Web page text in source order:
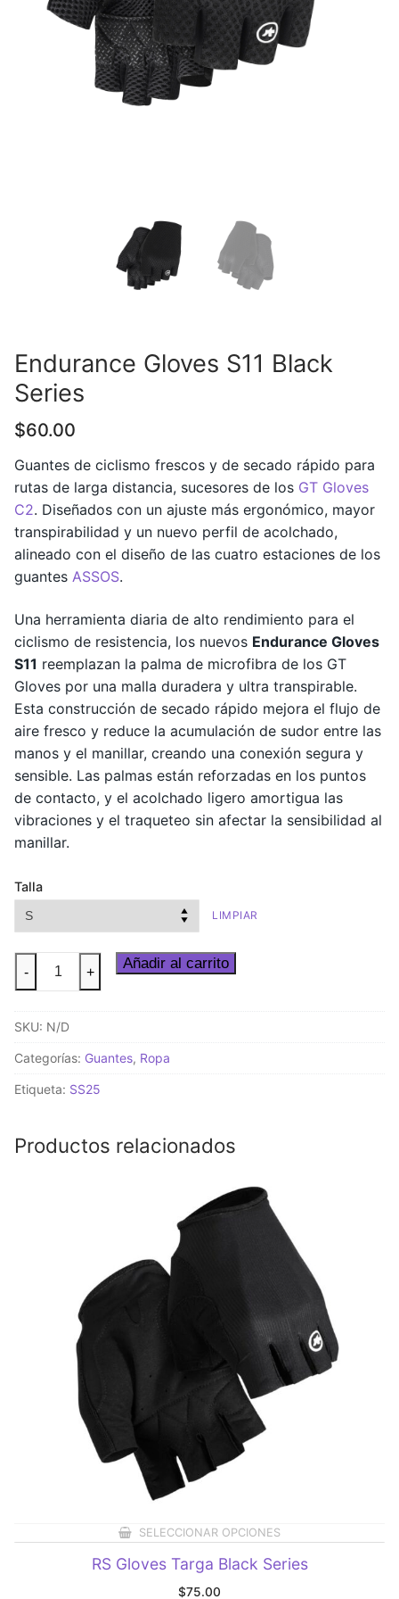
Endurance Gloves S11 Black
Series
$60.00
Guantes de ciclismo frescos y de secado rápido para
rutas de larga distancia, sucesores de los GT Gloves
C2. Diseñados con un ajuste más ergonómico, mayor
transpirabilidad y un nuevo perfil de acolchado,
alineado con el diseño de las cuatro estaciones de los
guantes ASSOS.
Una herramienta diaria de alto rendimiento para el
ciclismo de resistencia, los nuevos Endurance Gloves
S11 reemplazan la palma de microfibra de los GT
Gloves por una malla duradera y ultra transpirable.
Esta construcción de secado rápido mejora el flujo de
aire fresco y reduce la acumulación de sudor entre las
manos y el manillar, creando una conexión segura y
sensible. Las palmas están reforzadas en los puntos
de contacto, y el acolchado ligero amortigua las
vibraciones y el traqueteo sin afectar la sensibilidad al
manillar.
Talla
LIMPIAR
Endurance
Gloves
Black
Series
- + Añadir al carrito
SKU: N/D
Categorías: Guantes, Ropa
Etiqueta: SS25
Productos relacionados
SELECCIONAR OPCIONES
RS Gloves Targa Black Series
$75.00